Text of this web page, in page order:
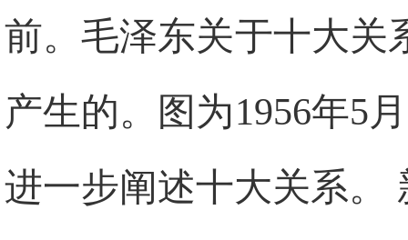
前。毛泽东关于十大关
产生的。图为1956年5
进一步阐述十大关系。